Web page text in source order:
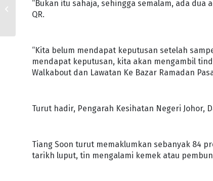
“Bukan itu sahaja, sehingga semalam, ada
QR.
“Kita belum mendapat keputusan setelah
mendapat keputusan, kita akan mengambil
Walkabout dan Lawatan Ke Bazar Ramadan
Turut hadir, Pengarah Kesihatan Negeri Johor,
Tiang Soon turut memaklumkan sebanyak 84
tarikh luput, tin mengalami kemek atau
PENGERAT
SILATURAHIM,